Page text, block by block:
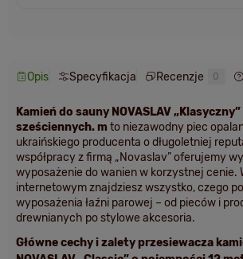
Opis Specyfikacja Recenzje 0
Kamień do sauny NOVASLAV
sześciennych. m to niezawodny piec
ukraińskiego producenta o długoletniej
współpracy z firmą „Novaslav” oferujemy
wyposażenie do wanien w korzystnej cenie.
internetowym znajdziesz wszystko, czego
wyposażenia łaźni parowej – od pieców i
drewnianych po stylowe akcesoria.
Główne cechy i zalety przesiewacza